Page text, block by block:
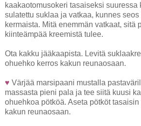
kaakaotomusokeri tasaiseksi suuressa
sulatettu suklaa ja vatkaa, kunnes
kermaista. Mitä enemmän vatkaat, sitä
kiinteämpää kreemistä tulee.
Ota kakku jääkaapista. Levitä
ohuehko kerros kakun reunaosaan.
♥ Värjää marsipaani mustalla
massasta pieni pala ja tee siitä kuusi
ohuehkoa pötköä. Aseta pötköt
kakun reunaosaan.